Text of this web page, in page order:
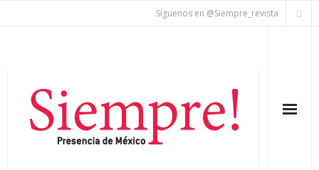
Síguenos en @Siempre_revista